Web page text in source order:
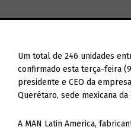
Um total de 246 unidades
confirmado esta terça-feira
presidente e CEO da
Querétaro, sede mexicana
A MAN Latin America,